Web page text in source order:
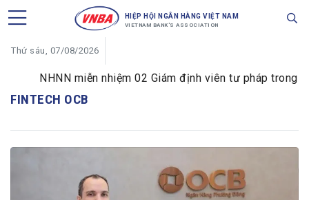
HIỆP HỘI NGÂN HÀNG VIỆT NAM
VIETNAM BANK'S ASSOCIATION
Thứ sáu, 07/08/2026
NHNN miễn nhiệm 02 Giám định viên tư pháp trong
FINTECH OCB